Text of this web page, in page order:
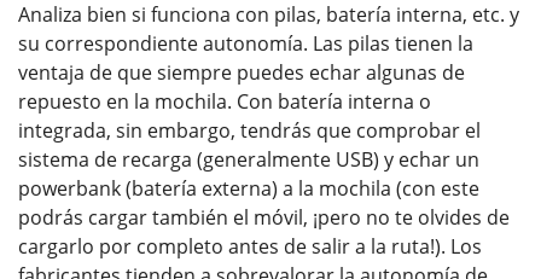
Analiza bien si funciona con pilas, batería interna, etc. y
su correspondiente autonomía. Las pilas tienen la
ventaja de que siempre puedes echar algunas de
repuesto en la mochila. Con batería interna o
integrada, sin embargo, tendrás que comprobar el
sistema de recarga (generalmente USB) y echar un
powerbank (batería externa) a la mochila (con este
podrás cargar también el móvil, ¡pero no te olvides de
cargarlo por completo antes de salir a la ruta!). Los